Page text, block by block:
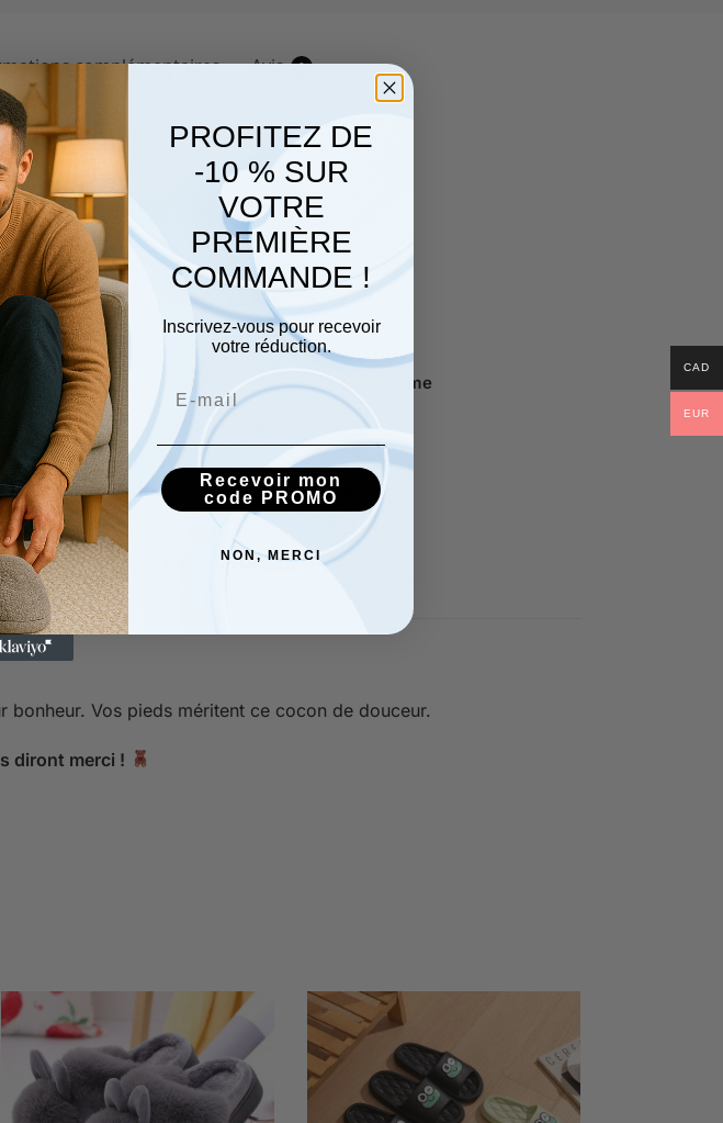
complémentaires Avis 0
?
US Femme
US Homme
5.5–6.5
4–5
7–8
6–7
8.5–9.5
7.5–8.5
10–11
11.5–12.5 10.5–11.5
au-dessus pour plus de confort.
Vos pieds méritent ce cocon de douceur.
diront merci !
CAD
EUR
PROFITEZ DE
-10 % SUR
VOTRE
PREMIÈRE
COMMANDE !
Inscrivez-vous pour recevoir
votre réduction.
Recevoir mon
code PROMO
NON, MERCI